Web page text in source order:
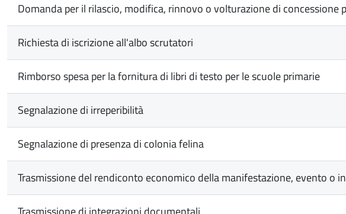
Domanda per il rilascio, modifica, rinnovo o volturazione di
Richiesta di iscrizione all'albo scrutatori
Rimborso spesa per la fornitura di libri di testo per le scuole primarie
Segnalazione di irreperibilità
Segnalazione di presenza di colonia felina
Trasmissione del rendiconto economico della manifestazione, evento o